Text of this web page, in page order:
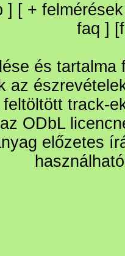
] [ + felmérések
faq ] [
és
az
track-
ODbL
előzetes